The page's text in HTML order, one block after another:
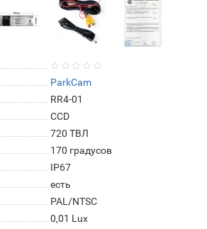
ParkCam
RR4-01
СCD
720 ТВЛ
170 градусов
IP67
есть
PAL/NTSC
0,01 Lux